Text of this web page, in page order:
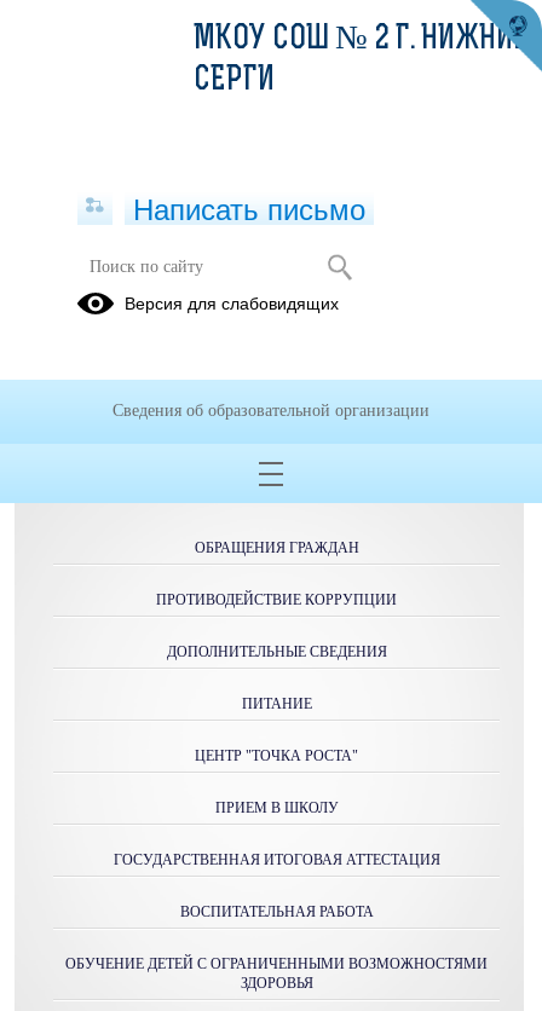
Школьный хор "Серебряная нотка"
ОБРАЩЕНИЯ ГРАЖДАН
ПРОТИВОДЕЙСТВИЕ КОРРУПЦИИ
ДОПОЛНИТЕЛЬНЫЕ СВЕДЕНИЯ
ПИТАНИЕ
ЦЕНТР "ТОЧКА РОСТА"
ПРИЕМ В ШКОЛУ
ГОСУДАРСТВЕННАЯ ИТОГОВАЯ АТТЕСТАЦИЯ
ВОСПИТАТЕЛЬНАЯ РАБОТА
ОБУЧЕНИЕ ДЕТЕЙ С ОГРАНИЧЕННЫМИ ВОЗМОЖНОСТЯМИ
ЗДОРОВЬЯ
МКОУ СОШ № 2 Г. НИЖНИЕ
СЕРГИ
Написать письмо
Версия для слабовидящих
Сведения об образовательной организации